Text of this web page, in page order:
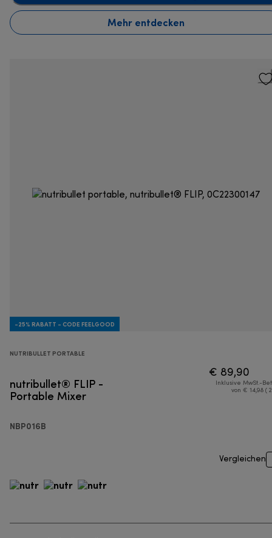
Mehr entdecken
-25% RABATT - CODE FEELGOOD
NUTRIBULLET PORTABLE
nutribullet® FLIP -
Portable Mixer
NBP016B
€ 89,90
Inklusive MwSt.-
von € 14,98 (
Vergleichen